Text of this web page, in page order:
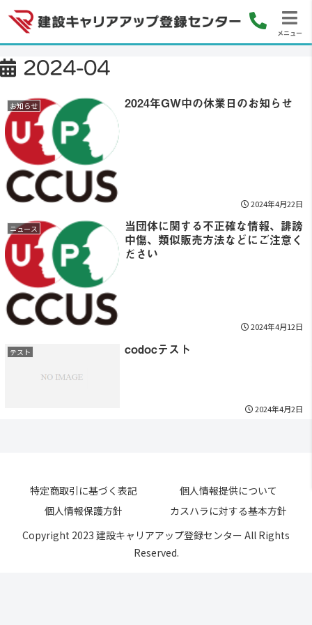
メニュー
2024-04
お知らせ 2024年GW中の休業日のお知らせ
2024年4月22日
ニュース
当団体に関する不正確な情報、誹謗
中傷、類似販売方法などにご注意く
ださい
2024年4月12日
テスト codocテスト
2024年4月2日
特定商取引に基づく表記
個人情報提供について
個人情報保護方針
カスハラに対する基本方針
Copyright 2023 建設キャリアアップ登録センター All Rights
Reserved.